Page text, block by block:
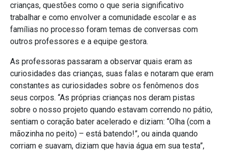
crianças, questões como o que seria significativo
trabalhar e como envolver a comunidade escolar e as
famílias no processo foram temas de conversas com
outros professores e a equipe gestora.
As professoras passaram a observar quais eram as
curiosidades das crianças, suas falas e notaram que eram
constantes as curiosidades sobre os fenômenos dos
seus corpos. “As próprias crianças nos deram pistas
sobre o nosso projeto quando estavam correndo no pátio,
sentiam o coração bater acelerado e diziam: “Olha (com a
mãozinha no peito) – está batendo!”, ou ainda quando
corriam e suavam, diziam que havia água em sua testa”,